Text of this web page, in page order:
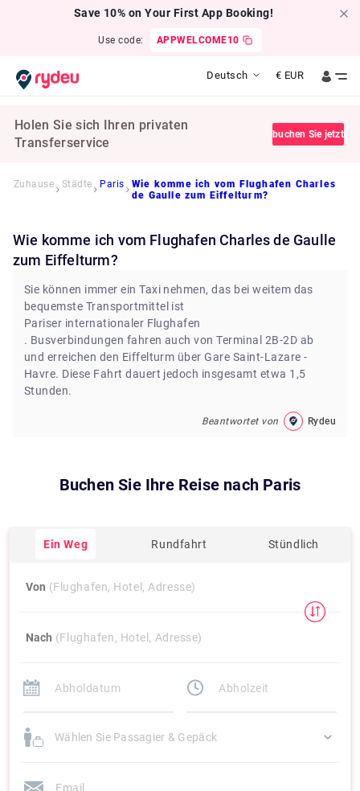
Save 10% on Your First App Booking!
Use code: APPWELCOME10
Deutsch € EUR
Holen Sie sich Ihren privaten
Transferservice
buchen Sie jetzt
Zuhause Städte Paris
Wie komme ich vom Flughafen Charles
de Gaulle zum Eiffelturm?
Wie komme ich vom Flughafen Charles de Gaulle
zum Eiffelturm?
Sie können immer ein Taxi nehmen, das bei weitem das
bequemste Transportmittel ist
Pariser internationaler Flughafen
. Busverbindungen fahren auch von Terminal 2B-2D ab
und erreichen den Eiffelturm über Gare Saint-Lazare -
Havre. Diese Fahrt dauert jedoch insgesamt etwa 1,5
Stunden.
Beantwortet von Rydeu
Buchen Sie Ihre Reise nach Paris
Ein Weg Rundfahrt Stündlich
Von (Flughafen, Hotel, Adresse)
Nach (Flughafen, Hotel, Adresse)
Wählen Sie Passagier & Gepäck